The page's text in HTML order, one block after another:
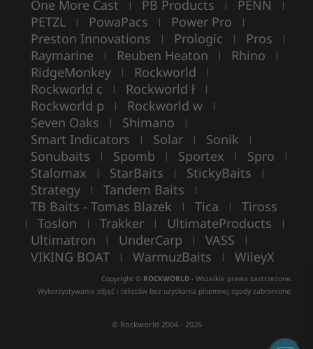
One More Cast | PB Products | PENN |
PETZL | PowaPacs | Power Pro |
Preston Innovations | Prologic | Pros |
Raymarine | Reuben Heaton | Rhino |
RidgeMonkey | Rockworld |
Rockworld c | Rockworld ł |
Rockworld p | Rockworld w |
Seven Oaks | Shimano |
Smart Indicators | Solar | Sonik |
Sonubaits | Spomb | Sportex | Spro |
Stalomax | StarBaits | StickyBaits |
Strategy | Tandem Baits |
TB Baits - Tomas Blazek | Tica | Tiross
| Toslon | Trakker | UltimateProducts |
Ultimatron | UnderCarp | VASS |
VIKING BOAT | WarmuzBaits | WileyX
Copyright © ROCKWORLD - Wszelkie prawa zastrzeżone.
Wykorzystywanie zdjęć i tekstów bez uzyskania pisemnej zgody zabronione.
© Rockworld 2004 - 2026